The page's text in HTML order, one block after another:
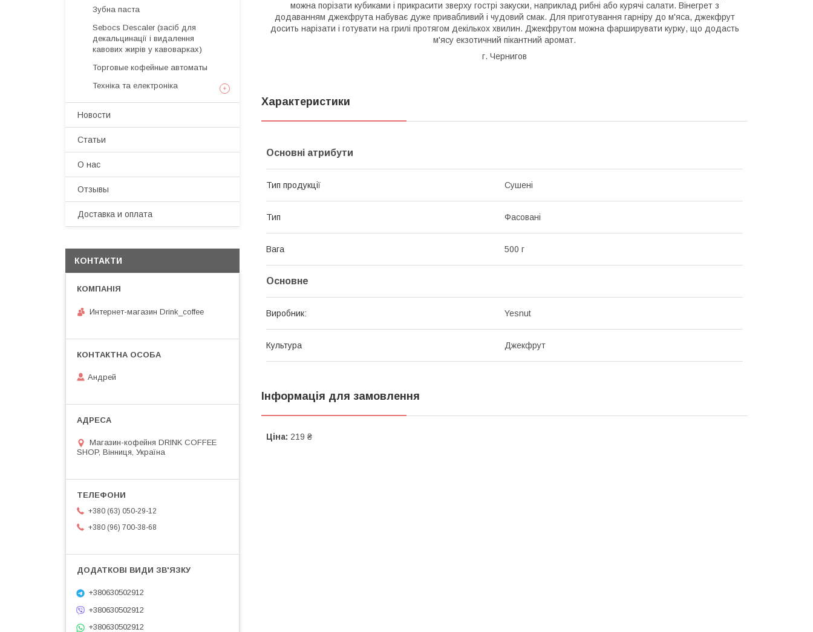
можна порізати кубиками і прикрасити зверху гострі закуски, наприклад рибні або курячі салати. Вінегрет з
додаванням джекфрута набуває дуже привабливий і чудовий смак. Для приготування гарніру до м'яса, джекфрут
досить нарізати і готувати на грилі протягом декількох хвилин. Джекфрутом можна фарширувати курку, що додасть
м'ясу екзотичний пікантний аромат.
г. Чернигов
Характеристики
Основні атрибути
Тип продукції Сушені
Тип Фасовані
Вага 500 г
Основне
Виробник: Yesnut
Культура Джекфрут
Інформація для замовлення
Ціна: 219 ₴
Зубна паста
Sebocs Descaler (засіб для
декальцинації і видалення
кавових жирів у кавоварках)
Торговые кофейные автоматы
Техніка та електроніка
Новости
Статьи
О нас
Отзывы
Доставка и оплата
КОНТАКТИ
Интернет-магазин Drink_coffee
Андрей
Магазин-кофейня DRINK COFFEE
SHOP, Вінниця, Україна
+380 (63) 050-29-12
+380 (96) 700-38-68
+380630502912
+380630502912
+380630502912